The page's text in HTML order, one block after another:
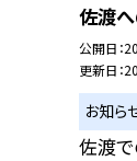
佐渡
公開日
更新日
お知ら
佐渡